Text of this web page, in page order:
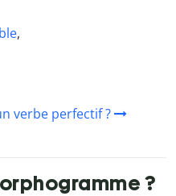
,
verbe perfectif ?
?